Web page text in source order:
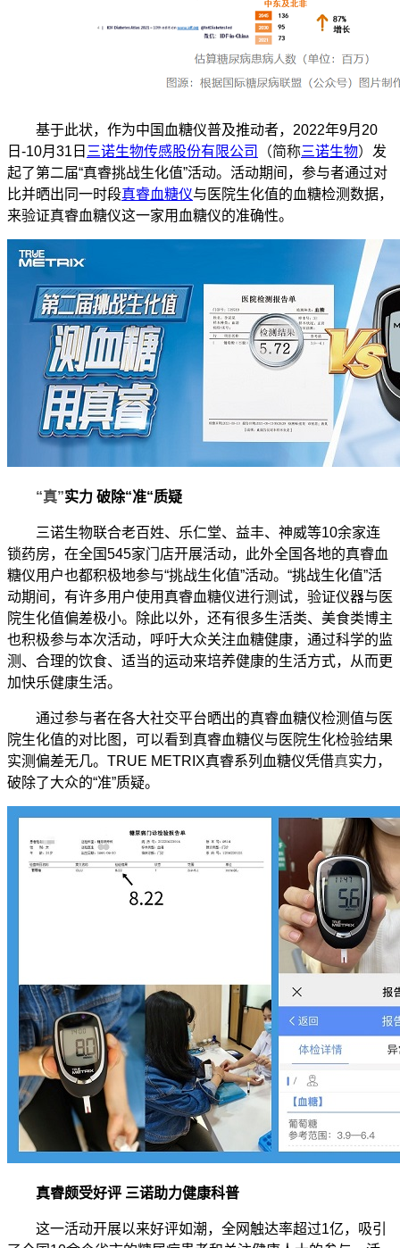
基于此状，作为中国血糖仪普及推动者， 2022年9月 20
日 -10月 31 日 三诺生物传感股份有限公司 （简称三诺生物） 发
起了第二届“真睿挑战生化值”活动。活动期间，参与者通过对
比并晒出同一时段真睿血糖仪与医院生化值的血糖检测数据，
来验证真睿血糖仪这一家用血糖仪的准确性。
“真”实力 破除“准“质疑
三诺生物联合老百姓、乐仁堂、益丰、神威等10余家连
锁药房，在全国545家门店开展活动，此外全国各地的真睿血
糖仪用户也都积极地参与“挑战生化值”活动。“挑战生化值”活
动期间，有许多用户使用真睿血糖仪进行测试，验证仪器与医
院生化值偏差极小。除此以外，还有很多生活类、美食类博主
也积极参与本次活动，呼吁大众关注血糖健康，通过科学的监
测、合理的饮食、适当的运动来培养健康的生活方式，从而更
加快乐健康生活。
通过参与者在各大社交平台晒出的真睿血糖仪检测值与医
院生化值的对比图，可以看到真睿血糖仪与医院生化检验结果
实测偏差无几。 TRUE METRIX真睿系列血糖仪凭借真实力，
破除了大众的“准”质疑。
真睿颇受好评 三诺助力健康科普
这一活动开展以来好评如潮，全网触达率超过1亿，吸引